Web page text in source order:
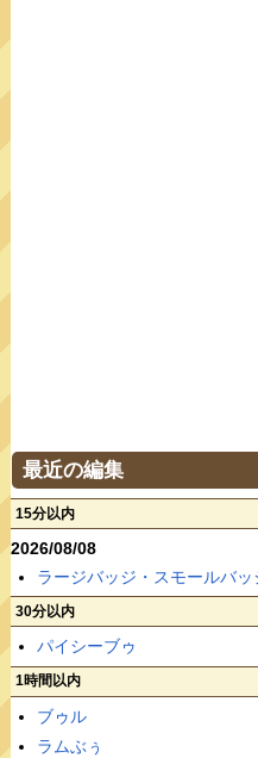
最近の編集
15分以内
2026/08/08
ラージバッジ・スモールバッ
30分以内
パイシーブゥ
1時間以内
ブゥル
ラムぶぅ